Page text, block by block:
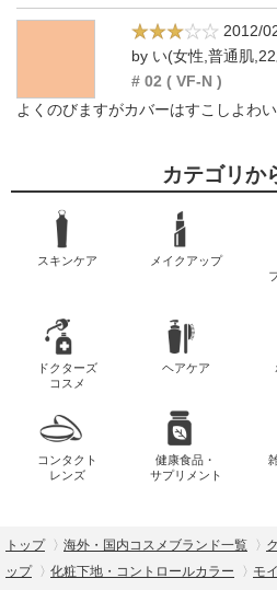
2012/
by い(女性,普通肌
# 02 ( VF-N )
よくのびますがカバーはすこしよわい
カテゴリか
スキンケア メイクアップ
ドクターズ
コスメ
ヘアケア
コンタクト
レンズ
健康食品・
サプリメント
トップ 海外・国内コスメブランド一覧
ップ
化粧下地・コントロールカラー
モ